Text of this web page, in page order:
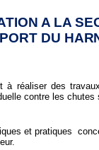
A LA SE
RT DU HAR
à réaliser des
contre les
et pratiques